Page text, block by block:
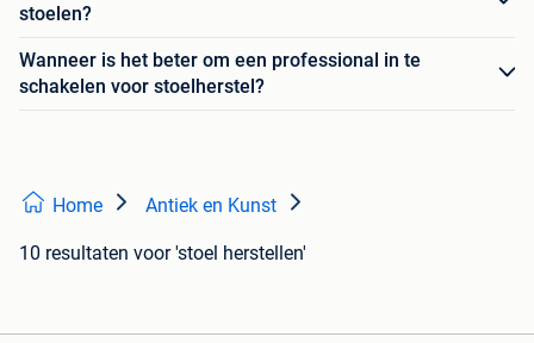
stoelen?
Wanneer is het beter om een professional in te
schakelen voor stoelherstel?
Home Antiek en Kunst
10 resultaten voor 'stoel herstellen'